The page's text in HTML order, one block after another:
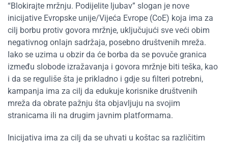
“Blokirajte mržnju. Podijelite ljubav” slogan je nove
inicijative Evropske unije/Vijeća Evrope (CoE) koja ima za
cilj borbu protiv govora mržnje, uključujući sve veći obim
negativnog onlajn sadržaja, posebno društvenih mreža.
Iako se uzima u obzir da će borba da se povuče granica
između slobode izražavanja i govora mržnje biti teška, kao
i da se reguliše šta je prikladno i gdje su filteri potrebni,
kampanja ima za cilj da edukuje korisnike društvenih
mreža da obrate pažnju šta objavljuju na svojim
stranicama ili na drugim javnim platformama.
Inicijativa ima za cilj da se uhvati u koštac sa različitim